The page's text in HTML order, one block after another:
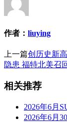
作者： liuying
上一篇创历史新
隐患 福特北美召
相关推荐
2026年6月
2026年6月